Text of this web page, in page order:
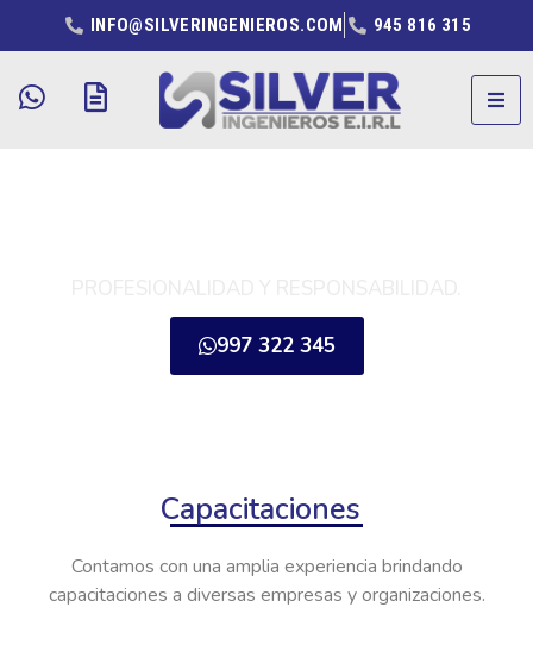
INFO@SILVERINGENIEROS.COM 945 816 315
997 322 345
Capacitaciones
Contamos con una amplia experiencia brindando
capacitaciones a diversas empresas y organizaciones.